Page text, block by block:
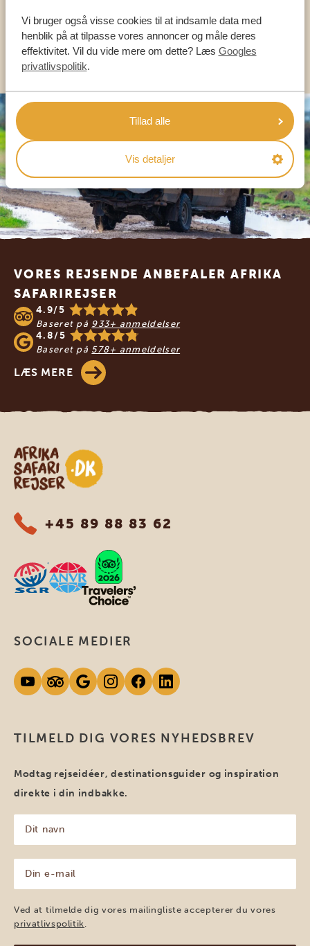
Vi bruger også visse cookies til at indsamle data med
henblik på at tilpasse vores annoncer og måle deres
effektivitet. Vil du vide mere om dette? Læs Googles
privatlivspolitik.
Tillad alle
Vis detaljer
KONTAKT OS
VORES REJSENDE ANBEFALER AFRIKA
SAFARIREJSER
4.9/5
Baseret på 933+ anmeldelser
4.8/5
Baseret på 578+ anmeldelser
LÆS MERE
Safari-rejser i Afrika
+45 89 88 83 62
TILMELD DIG VORES NYHEDSBREV
Modtag rejseidéer, destinationsguider og inspiration
direkte i din indbakke.
navn
(Påkrævet)
mail
(Påkrævet)
Ved at tilmelde dig vores mailingliste accepterer du vores
privatlivspolitik.
SOCIALE MEDIER